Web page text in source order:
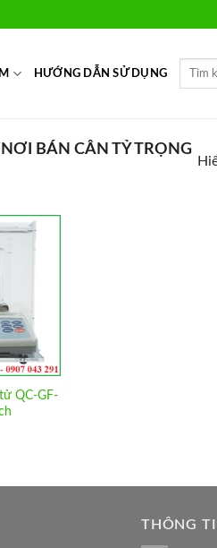
HƯỚNG DẪN SỬ DỤNG
BÁN CÂN TỶ TRỌNG
QC-GF-
THÔNG